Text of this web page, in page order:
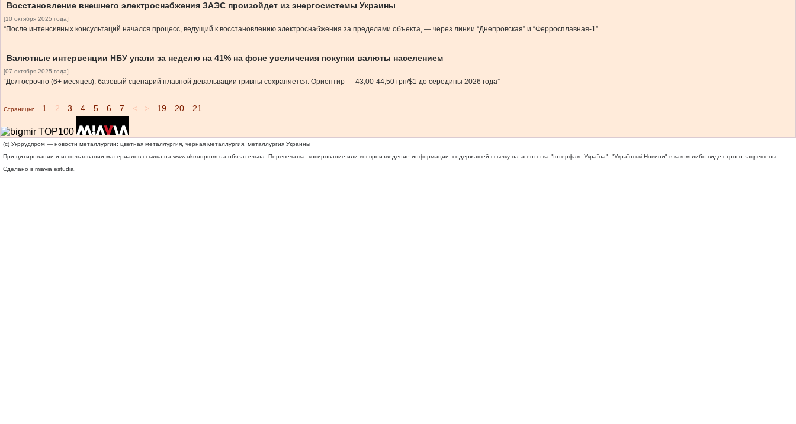
Восстановление внешнего электроснабжения ЗАЭС произойдет из энергосистемы Украины
[10 октября 2025 года]
“После интенсивных консультаций начался процесс, ведущий к восстановлению электроснабжения за пределами объекта, — через линии “Днепровская” и “Ферросплавная-1”
Валютные интервенции НБУ упали за неделю на 41% на фоне увеличения покупки валюты населением
[07 октября 2025 года]
“Долгосрочно (6+ месяцев): базовый сценарий плавной девальвации гривны сохраняется. Ориентир — 43,00-44,50 грн/$1 до середины 2026 года”
Страницы: 1 2 3 4 5 6 7 <...> 19 20 21
(c) Укррудпром — новости металлургии: цветная металлургия, черная металлургия, металлургия Украины
При цитировании и использовании материалов ссылка на www.ukrrudprom.ua обязательна. Перепечатка, копирование или воспроизведение информации, содержащей ссылку на агентства "Iнтерфакс-Україна", "Українськi Новини" в каком-либо виде строго запрещены
Сделано в miavia estudia.